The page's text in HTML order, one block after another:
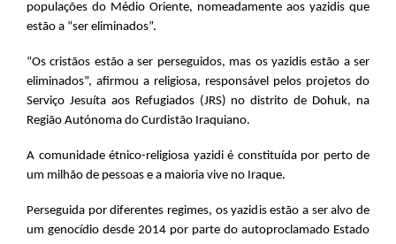
populações do Médio Oriente, nomeadamente aos yazidis que
estão a “ser eliminados”.
“Os cristãos estão a ser perseguidos, mas os yazidis estão a ser
eliminados”, afirmou a religiosa, responsável pelos projetos do
Serviço Jesuíta aos Refugiados (JRS) no distrito de Dohuk, na
Região Autónoma do Curdistão Iraquiano.
A comunidade étnico-religiosa yazidi é constituída por perto de
um milhão de pessoas e a maioria vive no Iraque.
Perseguida por diferentes regimes, os yazidis estão a ser alvo de
um genocídio desde 2014 por parte do autoproclamado Estado